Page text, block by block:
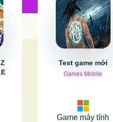
Test game mới
Games Mobile
Game máy tính